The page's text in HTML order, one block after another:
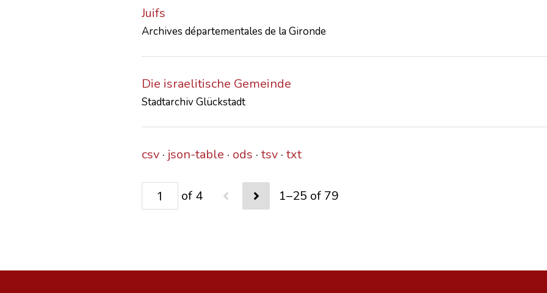
Juifs
Archives départementales de la Gironde
Die israelitische Gemeinde
Stadtarchiv Glückstadt
csv json-table ods tsv txt
of 4 1–25 of 79